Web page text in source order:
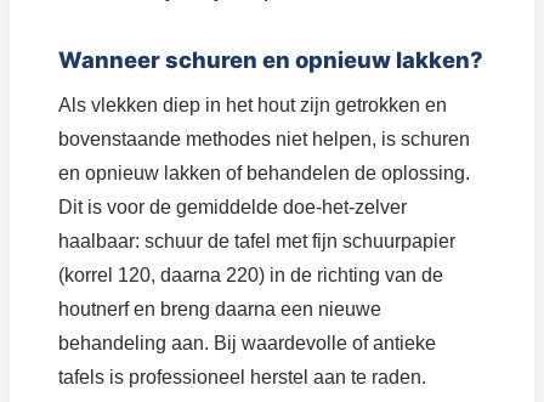
Wanneer schuren en opnieuw lakken?
Als vlekken diep in het hout zijn getrokken en
bovenstaande methodes niet helpen, is schuren
en opnieuw lakken of behandelen de oplossing.
Dit is voor de gemiddelde doe-het-zelver
haalbaar: schuur de tafel met fijn schuurpapier
(korrel 120, daarna 220) in de richting van de
houtnerf en breng daarna een nieuwe
behandeling aan. Bij waardevolle of antieke
tafels is professioneel herstel aan te raden.